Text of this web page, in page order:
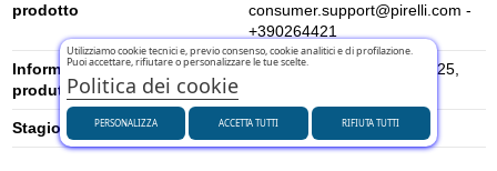
prodotto
consumer.support@pirelli.com -
+390264421
Informazioni di sicurezza del
produttore
Viale Piero e Alberto Pirelli 25,
Stagione Estivi
Utilizziamo cookie tecnici e, previo consenso, cookie analitici e di profilazione.
Puoi accettare, rifiutare o personalizzare le tue scelte.
Politica dei cookie
PERSONALIZZA RIFIUTA TUTTI
ACCETTA TUTTI